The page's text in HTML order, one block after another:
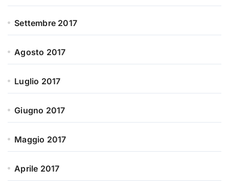
Settembre 2017
Agosto 2017
Luglio 2017
Giugno 2017
Maggio 2017
Aprile 2017